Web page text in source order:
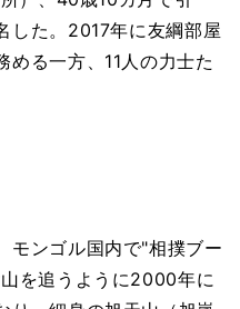
した。2017年に友綱部屋
める一方、11人の力士た
ンゴル国内で"相撲ブー
を追うように2000年に